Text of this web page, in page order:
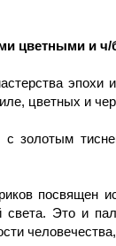
цветными и
цветных и
с золотым
посвящен
Это и